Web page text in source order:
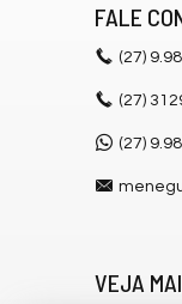
FALE
(27)
(27)
(27)
VEJA